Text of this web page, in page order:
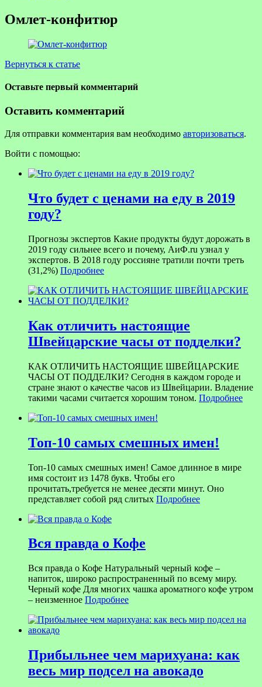
Омлет-конфитюр
Вернуться к статье
Оставьте первый комментарий
Оставить комментарий
Для отправки комментария вам необходимо авторизоваться.
Войти с помощью:
Что будет с ценами на еду в 2019
году?
Прогнозы экспертов Какие продукты будут дорожать в
2019 году сильнее всего и почему, АиФ.ru узнал у
экспертов. В 2018 году россияне тратили почти треть
(31,2%) Подробнее
Как отличить настоящие
Швейцарские часы от подделки?
КАК ОТЛИЧИТЬ НАСТОЯЩИЕ ШВЕЙЦАРСКИЕ
ЧАСЫ ОТ ПОДДЕЛКИ? Сегодня в каждом городе и
стране знают о качестве часов из Швейцарии. Владение
такими часами считается хорошим тоном. Подробнее
Топ-10 самых смешных имен!
Топ-10 самых смешных имен! Самое длинное в мире
имя состоит из 1478 букв. Чтобы его
прочитать,требуется не менее десяти минут. Оно
представляет собой ряд слитых Подробнее
Вся правда о Кофе
Вся правда о Кофе Натуральный черный кофе –
напиток, широко распространенный по всему миру.
Черный кофе Для многих чашка ароматного кофе утром
– неизменное Подробнее
Прибыльнее чем марихуана: как
весь мир подсел на авокадо